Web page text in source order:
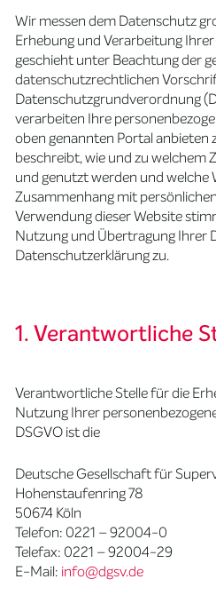
Wir messen dem Datenschutz
Erhebung und Verarbeitung
geschieht unter Beachtung der
datenschutzrechtlichen
Datenschutzgrundverordnung
verarbeiten Ihre
oben genannten Portal anbieten
beschreibt, wie und zu welchem
und genutzt werden und welche
Zusammenhang mit
Verwendung dieser Website
Nutzung und Übertragung Ihrer
Datenschutzerklärung zu.
1. Verantwortliche
Verantwortliche Stelle für die
Nutzung Ihrer
DSGVO ist die
Deutsche Gesellschaft für
Hohenstaufenring 78
50674 Köln
Telefon: 0221 – 92004-0
Telefax: 0221 – 92004-29
E-Mail: info@dgsv.de